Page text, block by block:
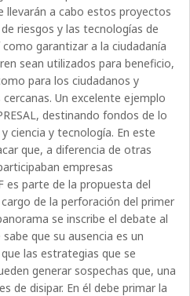
llevarán a cabo estos proyectos
riesgos y las tecnologías de
garantizar a la ciudadanía
sean utilizados para beneficio,
para los ciudadanos y
Un excelente ejemplo
destinando fondos de lo
ciencia y tecnología. En este
que, a diferencia de otras
empresas
es parte de la propuesta del
de la perforación del primer
se inscribe el debate al
que su ausencia es un
las estrategias que se
generar sospechas que, una
de disipar. En él debe primar la